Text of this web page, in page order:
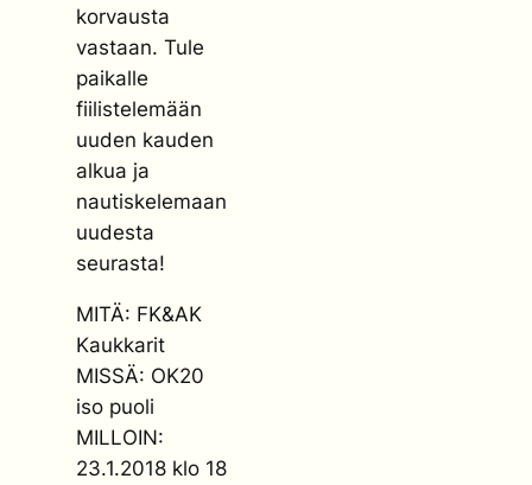
korvausta
vastaan. Tule
paikalle
fiilistelemään
uuden kauden
alkua ja
nautiskelemaan
uudesta
seurasta!
MITÄ: FK&AK
Kaukkarit
MISSÄ: OK20
iso puoli
MILLOIN:
23.1.2018 klo 18